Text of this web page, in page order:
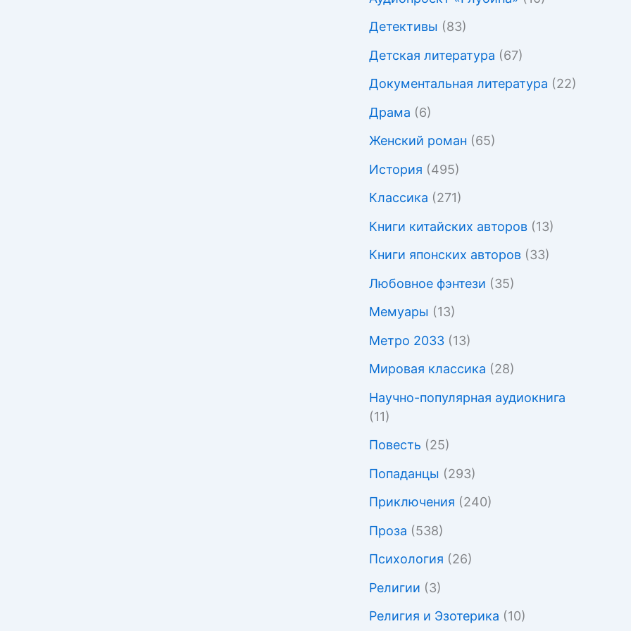
Детективы (83)
Детская литература (67)
Документальная литература (22)
Драма (6)
Женский роман (65)
История (495)
Классика (271)
Книги китайских авторов (13)
Книги японских авторов (33)
Любовное фэнтези (35)
Мемуары (13)
Метро 2033 (13)
Мировая классика (28)
Научно-популярная аудиокнига
(11)
Повесть (25)
Попаданцы (293)
Приключения (240)
Проза (538)
Психология (26)
Религии (3)
Религия и Эзотерика (10)